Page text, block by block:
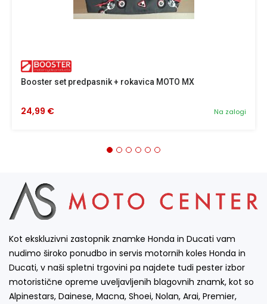
Booster set predpasnik + rokavica MOTO MX
Na zalogi
24,99 €
Kot ekskluzivni zastopnik znamke Honda in Ducati vam
nudimo široko ponudbo in servis motornih koles Honda in
Ducati, v naši spletni trgovini pa najdete tudi pester izbor
motoristične opreme uveljavljenih blagovnih znamk, kot so
Alpinestars, Dainese, Macna, Shoei, Nolan, Arai, Premier,